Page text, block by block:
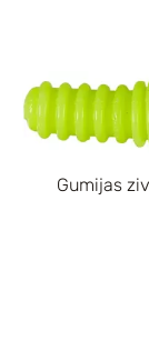
Gumijas